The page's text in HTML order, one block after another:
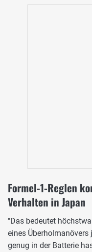
Formel-1-Reglen
Verhalten in Japan
"Das bedeutet
eines
genug in der Batterie